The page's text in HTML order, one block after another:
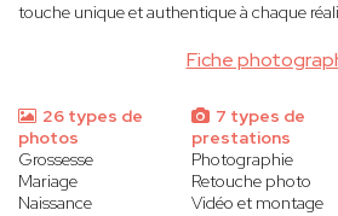
Fiche
touche unique et authentique à chaque
26 types de
photos
Grossesse
Mariage
Naissance
7 types de
prestations
Photographie
Retouche photo
Vidéo et montage